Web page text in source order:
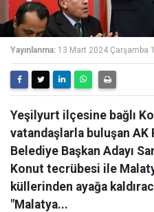
Yayınlanma: 13 Mart 2024 Çarşamba
Yeşilyurt ilçesine bağlı
vatandaşlarla buluşan
Belediye Başkan Adayı
Konut tecrübesi ile
küllerinden ayağa
"Malatya...